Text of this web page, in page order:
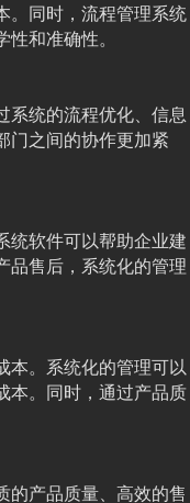
。同时，流程管理系统
和准确性。
系统的流程优化、信息
门之间的协作更加紧
统软件可以帮助企业建
品售后，系统化的管理
本。系统化的管理可以
本。同时，通过产品质
的产品质量、高效的售